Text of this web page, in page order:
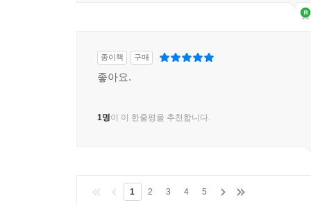
종이책 구매
좋아요.
1명이 이 한줄평을 추천합니다.
1 2 3 4 5